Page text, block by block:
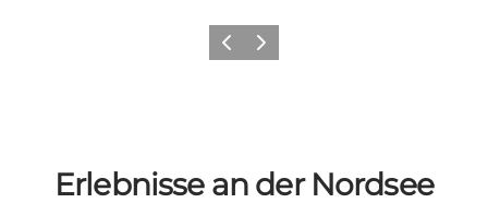
ZurückWeiter
Erlebnisse an der Nordsee